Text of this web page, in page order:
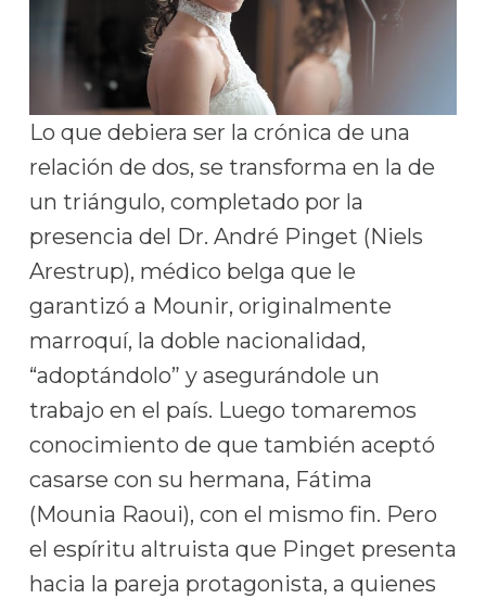
Lo que debiera ser la crónica de una
relación de dos, se transforma en la de
un triángulo, completado por la
presencia del Dr. André Pinget (Niels
Arestrup), médico belga que le
garantizó a Mounir, originalmente
marroquí, la doble nacionalidad,
“adoptándolo” y asegurándole un
trabajo en el país. Luego tomaremos
conocimiento de que también aceptó
casarse con su hermana, Fátima
(Mounia Raoui), con el mismo fin. Pero
el espíritu altruista que Pinget presenta
hacia la pareja protagonista, a quienes